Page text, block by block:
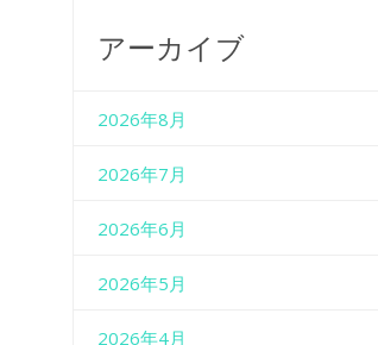
アーカイブ
2026年8月
2026年7月
2026年6月
2026年5月
2026年4月